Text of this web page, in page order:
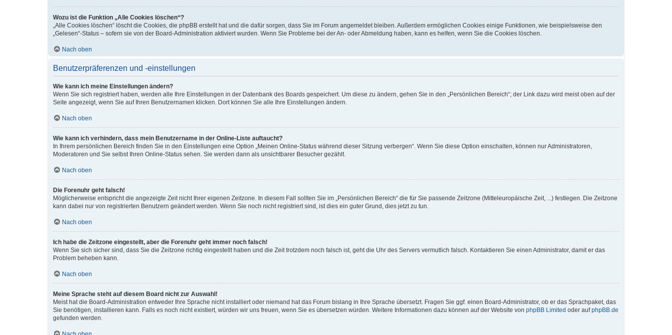
Wozu ist die Funktion „Alle Cookies löschen“?
„Alle Cookies löschen“ löscht die Cookies, die phpBB erstellt hat und die dafür sorgen, dass Sie im Forum angemeldet bleiben. Außerdem ermöglichen Cookies einige Funktionen, wie beispielsweise den
„Gelesen“-Status – sofern sie von der Board-Administration aktiviert wurden. Wenn Sie Probleme bei der An- oder Abmeldung haben, kann es helfen, wenn Sie die Cookies löschen.
Nach oben
Benutzerpräferenzen und -einstellungen
Wie kann ich meine Einstellungen ändern?
Wenn Sie sich registriert haben, werden alle Ihre Einstellungen in der Datenbank des Boards gespeichert. Um diese zu ändern, gehen Sie in den „Persönlichen Bereich“; der Link dazu wird meist oben auf der
Seite angezeigt, wenn Sie auf Ihren Benutzernamen klicken. Dort können Sie alle Ihre Einstellungen ändern.
Nach oben
Wie kann ich verhindern, dass mein Benutzername in der Online-Liste auftaucht?
In Ihrem persönlichen Bereich finden Sie in den Einstellungen eine Option „Meinen Online-Status während dieser Sitzung verbergen“. Wenn Sie diese Option einschalten, können nur Administratoren,
Moderatoren und Sie selbst Ihren Online-Status sehen. Sie werden dann als unsichtbarer Besucher gezählt.
Nach oben
Die Forenuhr geht falsch!
Möglicherweise entspricht die angezeigte Zeit nicht Ihrer eigenen Zeitzone. In diesem Fall sollten Sie im „Persönlichen Bereich“ die für Sie passende Zeitzone (Mitteleuropäische Zeit, ...) festlegen. Die Zeitzone
kann dabei nur von registrierten Benutzern geändert werden. Wenn Sie noch nicht registriert sind, ist dies ein guter Grund, dies jetzt zu tun.
Nach oben
Ich habe die Zeitzone eingestellt, aber die Forenuhr geht immer noch falsch!
Wenn Sie sich sicher sind, dass Sie die Zeitzone richtig eingestellt haben und die Zeit trotzdem noch falsch ist, geht die Uhr des Servers vermutlich falsch. Kontaktieren Sie einen Administrator, damit er das
Problem beheben kann.
Nach oben
Meine Sprache steht auf diesem Board nicht zur Auswahl!
Meist hat die Board-Administration entweder Ihre Sprache nicht installiert oder niemand hat das Forum bislang in Ihre Sprache übersetzt. Fragen Sie ggf. einen Board-Administrator, ob er das Sprachpaket, das
Sie benötigen, installieren kann. Falls es noch nicht existiert, würden wir uns freuen, wenn Sie es übersetzen würden. Weitere Informationen dazu können auf der Website von phpBB Limited oder aufphpBB.de
gefunden werden.